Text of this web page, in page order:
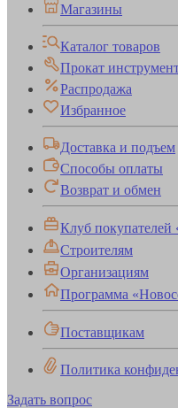
Магазины
Каталог товаров
Прокат
Распродажа
Избранное
Доставка и подъем
Способы оплаты
Возврат и обмен
Клуб
Строителям
Организациям
Программа
Поставщикам
Политика
Задать вопрос